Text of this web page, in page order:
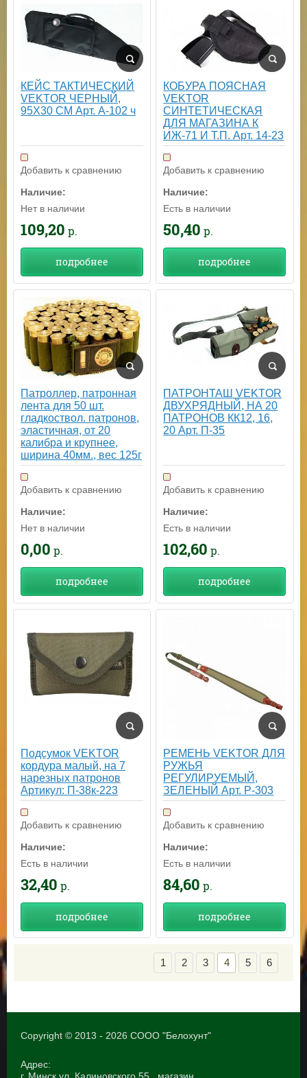
КЕЙС ТАКТИЧЕСКИЙ
VEKTOR ЧЕРНЫЙ,
95Х30 СМ Арт. А-102 ч
Добавить к сравнению
Наличие:
Нет в наличии
109,20 р.
подробнее
КОБУРА ПОЯСНАЯ
VEKTOR
СИНТЕТИЧЕСКАЯ
ДЛЯ МАГАЗИНА К
ИЖ-71 И Т.П. Арт. 14-23
Добавить к сравнению
Наличие:
Есть в наличии
50,40 р.
подробнее
Патроллер, патронная
лента для 50 шт.
гладкоствол. патронов,
эластичная, от 20
калибра и крупнее,
ширина 40мм., вес 125г
Добавить к сравнению
Наличие:
Нет в наличии
0,00 р.
подробнее
ПАТРОНТАШ VEKTOR
ДВУХРЯДНЫЙ, НА 20
ПАТРОНОВ КК12, 16,
20 Арт. П-35
Добавить к сравнению
Наличие:
Есть в наличии
102,60 р.
подробнее
Подсумок VEKTOR
кордура малый, на 7
нарезных патронов
Артикул: П-38к-223
Добавить к сравнению
Наличие:
Есть в наличии
32,40 р.
подробнее
РЕМЕНЬ VEKTOR ДЛЯ
РУЖЬЯ
РЕГУЛИРУЕМЫЙ,
ЗЕЛЕНЫЙ Арт. Р-303
Добавить к сравнению
Наличие:
Есть в наличии
84,60 р.
подробнее
1 2 3 4 5 6
Copyright © 2013 - 2026 СООО "Белохунт"
Адрес: